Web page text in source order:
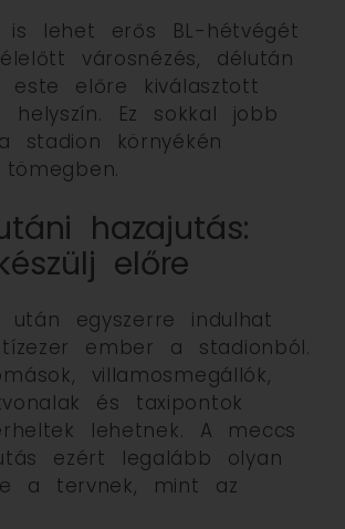
is lehet erős BL-hétvégét
városnézés, délután
este előre kiválasztott
helyszín. Ez sokkal jobb
stadion környékén
hazajutás:
előre
után egyszerre indulhat
ember a stadionból.
villamosmegállók,
és taxipontok
lehetnek. A meccs
ezért legalább olyan
a tervnek, mint az